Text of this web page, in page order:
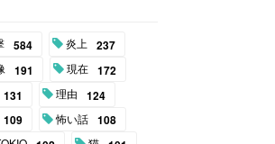
584 炎上 237
191 現在 172
131 理由 124
109 怖い話 108